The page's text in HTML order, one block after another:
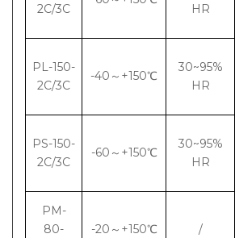
2C/3C HR
PL-150-
2C/3C
-40～+150℃
30~95%
HR
PS-150-
2C/3C
-60～+150℃
30~95%
HR
PM-
80-
-20～+150℃ /